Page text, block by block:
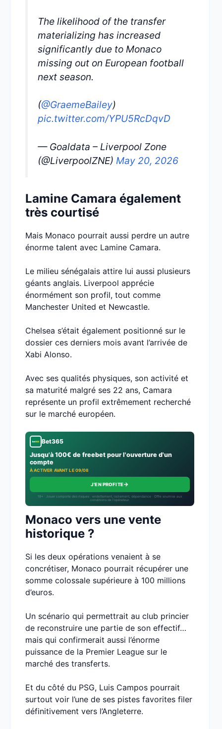
The likelihood of the transfer
materializing has increased
significantly due to Monaco
missing out on European football
next season.
(@GraemeBailey)
pic.twitter.com/YPU5RcDqvD
— Goaldata – Liverpool Zone
(@LiverpoolZNE) May 20, 2026
Lamine Camara également
très courtisé
Mais Monaco pourrait aussi perdre un autre
énorme talent avec Lamine Camara.
Le milieu sénégalais attire lui aussi plusieurs
géants anglais. Liverpool apprécie
énormément son profil, tout comme
Manchester United et Newcastle.
Chelsea s’était également positionné sur le
dossier ces derniers mois avant l’arrivée de
Xabi Alonso.
Avec ses qualités physiques, son activité et
sa maturité malgré ses 22 ans, Camara
représente un profil extrêmement recherché
sur le marché européen.
Bet365
Jusqu'à 100€ de freebet pour l'ouverture d'un
compte
À ACTIVER AVANT LE 09/08
J'EN PROFITE→
18+ · Jouer comporte des risques : endettement, isolement, dépendance · Offre soumise aux
conditions de l’opérateur.
Monaco vers une vente
historique ?
Si les deux opérations venaient à se
concrétiser, Monaco pourrait récupérer une
somme colossale supérieure à 100 millions
d’euros.
Un scénario qui permettrait au club princier
de reconstruire une partie de son effectif…
mais qui confirmerait aussi l’énorme
puissance de la Premier League sur le
marché des transferts.
Et du côté du PSG, Luis Campos pourrait
surtout voir l’une de ses pistes favorites filer
définitivement vers l’Angleterre.